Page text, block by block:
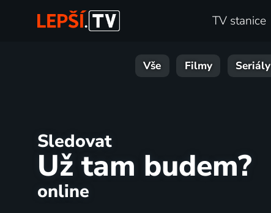
TV stanice
Vše Filmy Seriály
Sledovat
Už tam budem?
online